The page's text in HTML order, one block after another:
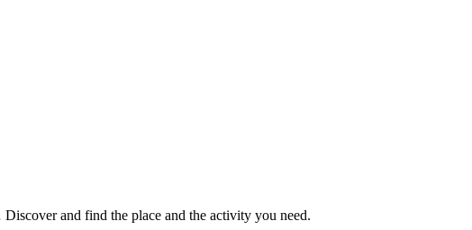
and find the place and the activity you need.